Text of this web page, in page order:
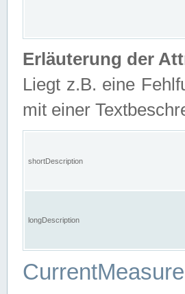
Erläuterung der
Liegt z.B. eine
mit einer
shortDescription
longDescription